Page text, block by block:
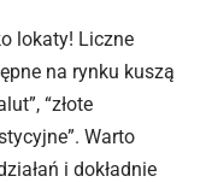
lokaty! Liczne
na rynku kuszą
“złote
Warto
i dokładnie